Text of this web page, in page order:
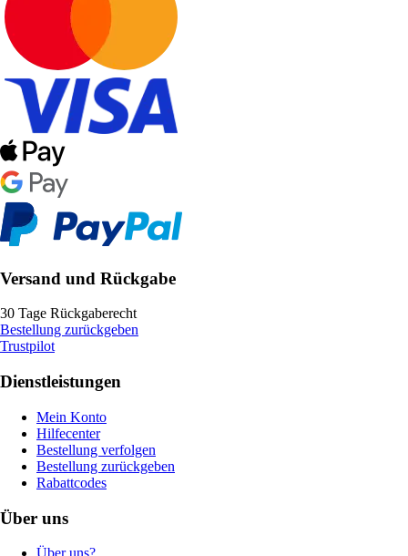
Versand und Rückgabe
30 Tage Rückgaberecht
Bestellung zurückgeben
Trustpilot
Dienstleistungen
Mein Konto
Hilfecenter
Bestellung verfolgen
Bestellung zurückgeben
Rabattcodes
Über uns